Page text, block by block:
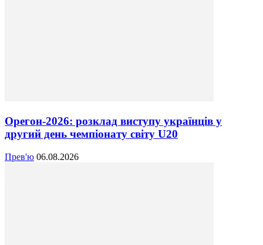
Орегон-2026: розклад виступу українців у
другий день чемпіонату світу U20
Прев'ю 06.08.2026